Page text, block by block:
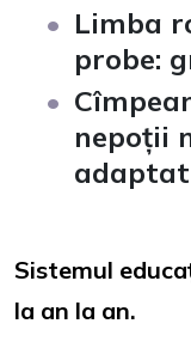
Limba
probe:
nepoții
Sistemul
la an la an.